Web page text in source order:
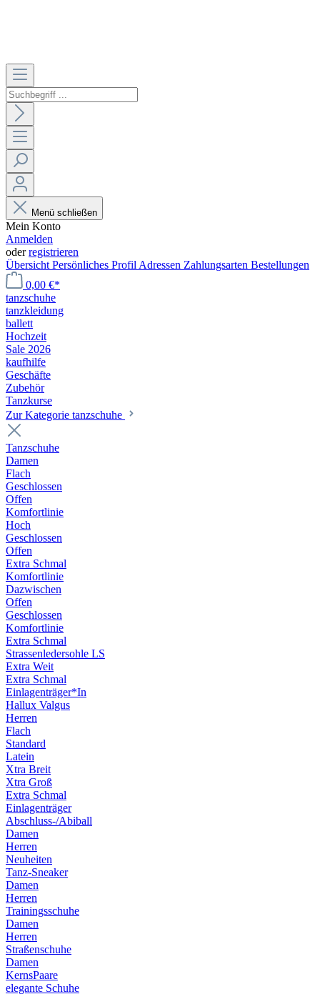
Menü schließen
Mein Konto
Anmelden
oderregistrieren
Übersicht Persönliches Profil Adressen Zahlungsarten Bestellungen
0,00 €*
tanzschuhe
tanzkleidung
ballett
Hochzeit
Sale 2026
kaufhilfe
Geschäfte
Zubehör
Tanzkurse
Zur Kategorie tanzschuhe
Tanzschuhe
Damen
Flach
Geschlossen
Offen
Komfortlinie
Hoch
Geschlossen
Offen
Extra Schmal
Komfortlinie
Dazwischen
Offen
Geschlossen
Komfortlinie
Extra Schmal
Strassenledersohle LS
Extra Weit
Extra Schmal
Einlagenträger*In
Hallux Valgus
Herren
Flach
Standard
Latein
Xtra Breit
Xtra Groß
Extra Schmal
Einlagenträger
Abschluss-/Abiball
Damen
Herren
Neuheiten
Tanz-Sneaker
Damen
Herren
Trainingsschuhe
Damen
Herren
Straßenschuhe
Damen
KernsPaare
elegante Schuhe